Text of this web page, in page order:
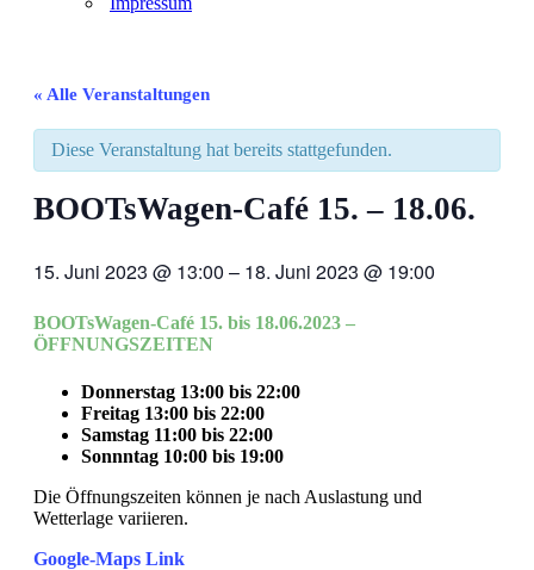
« Alle Veranstaltungen
Diese Veranstaltung hat bereits stattgefunden.
BOOTsWagen-Café 15. – 18.06.
15. Juni 2023 @ 13:00 – 18. Juni 2023 @ 19:00
BOOTsWagen-Café 15. bis 18.06.2023 –
ÖFFNUNGSZEITEN
Donnerstag 13:00 bis 22:00
Freitag 13:00 bis 22:00
Samstag 11:00 bis 22:00
Sonnntag 10:00 bis 19:00
Die Öffnungszeiten können je nach Auslastung und
Wetterlage variieren.
Google-Maps Link